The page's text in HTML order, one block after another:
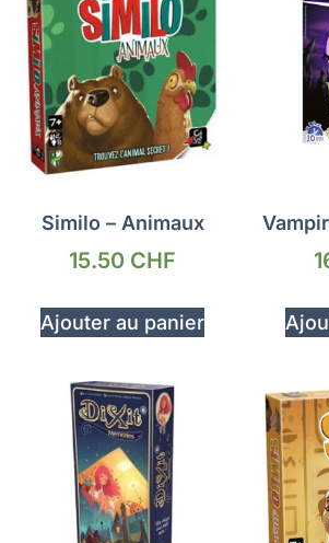
Similo – Animaux
15.50 CHF
Ajouter au panier